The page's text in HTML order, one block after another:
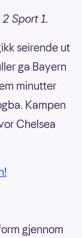
Sport 1.
seirende ut
ga Bayern
minutter
Kampen
Chelsea
gjennom